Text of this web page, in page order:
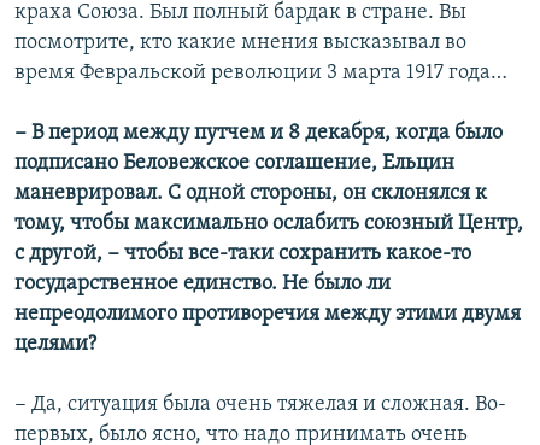
краха Союза. Был полный бардак в стране. Вы
посмотрите, кто какие мнения высказывал во
время Февральской революции 3 марта 1917 года…
− В период между путчем и 8 декабря, когда было
подписано Беловежское соглашение, Ельцин
маневрировал. С одной стороны, он склонялся к
тому, чтобы максимально ослабить союзный Центр,
с другой, − чтобы все-таки сохранить какое-то
государственное единство. Не было ли
непреодолимого противоречия между этими двумя
целями?
− Да, ситуация была очень тяжелая и сложная. Во-
первых, было ясно, что надо принимать очень